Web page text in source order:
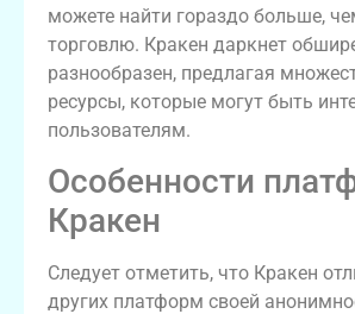
можете найти гораздо больше,
торговлю. Кракен даркнет
разнообразен, предлагая
ресурсы, которые могут быть
пользователям.
Особенности
Кракен
Следует отметить, что Кракен
других платформ своей